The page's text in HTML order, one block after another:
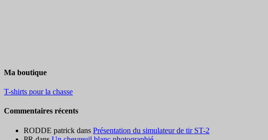
Ma boutique
T-shirts pour la chasse
Commentaires récents
RODDE patrick dans Présentation du simulateur de tir ST-2